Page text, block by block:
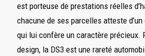
est porteuse de prestations réelles
chacune de ses parcelles atteste
qui lui confère un caractère précieux.
design, la DS3 est une rareté